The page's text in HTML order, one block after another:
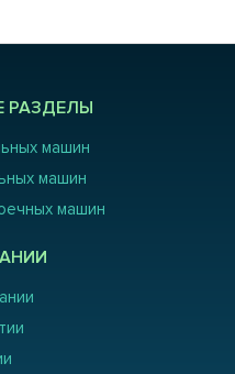
РАЗДЕЛЫ
машин
машин
машин